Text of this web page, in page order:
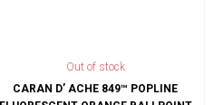
Out of stock
CARAN D’ ACHE 849™ POPLINE